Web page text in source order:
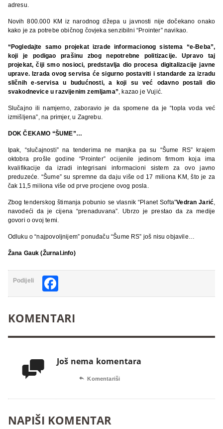
adresu.
Novih 800.000 KM iz narodnog džepa u javnosti nije dočekano onako
kako je za potrebe običnog čovjeka senzibilni “Prointer” navikao.
“Pogledajte samo projekat izrade informacionog sistema “e-Beba”,
koji je podigao prašinu zbog nepotrebne politizacije. Upravo taj
projekat, čiji smo nosioci, predstavlja dio procesa digitalizacije javne
uprave. Izrada ovog servisa će sigurno postaviti i standarde za izradu
sličnih e-servisa u budućnosti, a koji su već odavno postali dio
svakodnevice u razvijenim zemljama” , kazao je Vujić.
Slučajno ili namjerno, zaboravio je da spomene da je “topla voda već
izmišljena”, na primjer, u Zagrebu.
DOK ČEKAMO “ŠUME”…
Ipak, “slučajnosti” na tenderima ne manjka pa su “Šume RS” krajem
oktobra prošle godine “Prointer” ocijenile jedinom firmom koja ima
kvalifikacije da izradi integrisani informacioni sistem za ovo javno
preduzeće. “Šume” su spremne da daju više od 17 miliona KM, što je za
čak 11,5 miliona više od prve procjene ovog posla.
Zbog tenderskog štimanja pobunio se vlasnik “Planet Softa”Vedran Jarić
navodeći da je cijena “prenaduvana”. Ubrzo je prestao da za medije
govori o ovoj temi.
Odluku o “najpovoljnijem” ponuđaču “Šume RS” još nisu objavile…
Žana Gauk (Žurnal.info)
Podijeli
KOMENTARI
 Još nema komentara
 Komentariši
NAPIŠI KOMENTAR